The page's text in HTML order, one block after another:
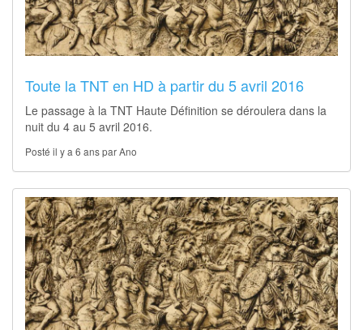
Toute la TNT en HD à partir du 5 avril 2016
Le passage à la TNT Haute Définition se déroulera dans la
nuit du 4 au 5 avril 2016.
Posté il y a 6 ans par Ano